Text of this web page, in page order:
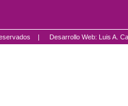
| Desarrollo Web: Luis